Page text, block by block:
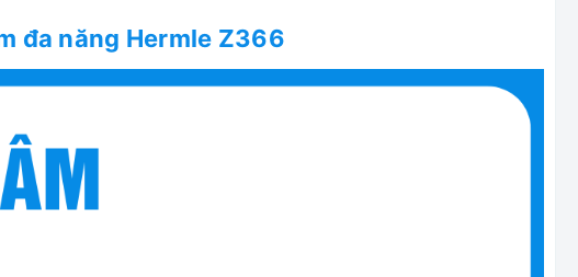
đa năng Hermle Z366